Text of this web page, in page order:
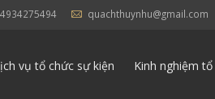
quachthuynhu@gmail.com
vụ tổ chức sự kiện Kinh nghiệm